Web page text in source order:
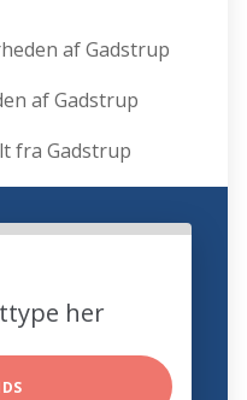
af Gadstrup
af Gadstrup
fra Gadstrup
her